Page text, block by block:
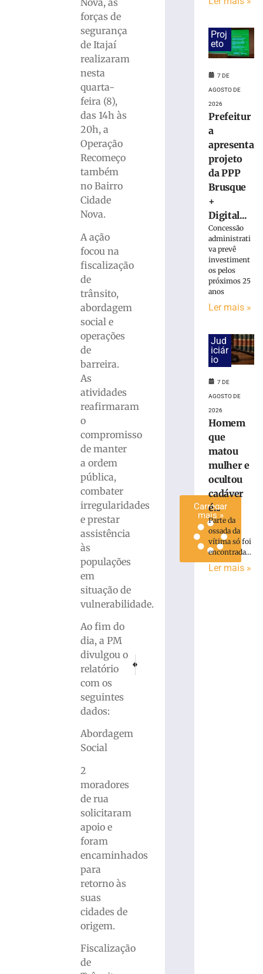
Nova, as
forças de
segurança
de Itajaí
realizaram
nesta
quarta-
feira (8),
das 14h às
20h, a
Operação
Recomeço
também
no Bairro
Cidade
Nova.
A ação
focou na
fiscalização
de
trânsito,
abordagem
social e
operações
de
barreira.
As
atividades
reafirmaram
o
compromisso
de manter
a ordem
pública,
combater
irregularidades
e prestar
assistência
às
populações
em
situação de
vulnerabilidade.
Ao fim do
dia, a PM
divulgou o
relatório
com os
seguintes
dados:
Abordagem
Social
2
moradores
de rua
solicitaram
apoio e
foram
encaminhados
para
retorno às
suas
cidades de
origem.
Fiscalização
de
PRÓXIMO
tráfico
drogas
Brusque
Homem
matou
mulher
ocultou
cadáver
condenado
prisão
Carregar
mais »
Proj
eto
7 DE
AGOSTO DE
2026
Prefeitur
a
apresenta
projeto
da PPP
Brusque
+
Digital...
Concessão
administrati
va prevê
investiment
os pelos
próximos 25
anos
Ler mais »
Jud
iciár
io
7 DE
AGOSTO DE
2026
Homem
que
matou
mulher e
ocultou
cadáver
é...
Parte da
ossada da
vítima só foi
encontrada...
Ler mais »